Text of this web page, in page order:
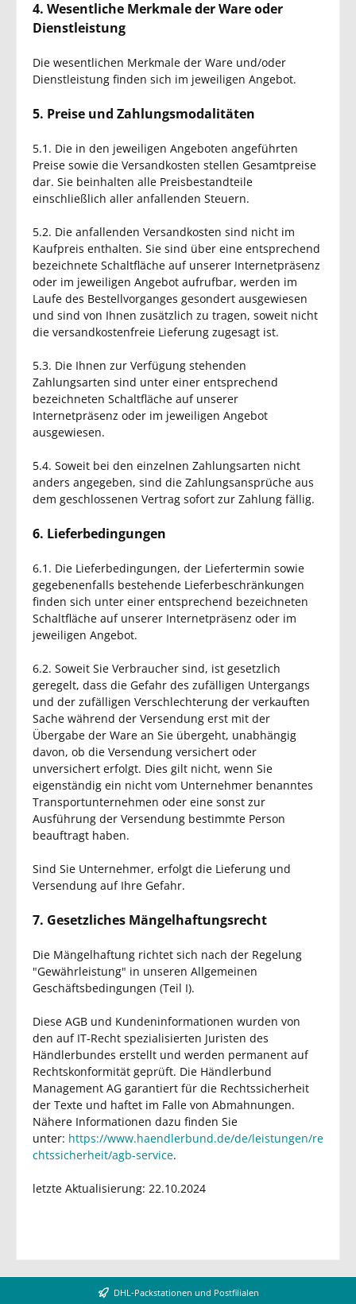
4. Wesentliche Merkmale der Ware oder
Dienstleistung
Die wesentlichen Merkmale der Ware und/oder
Dienstleistung finden sich im jeweiligen Angebot.
5. Preise und Zahlungsmodalitäten
5.1. Die in den jeweiligen Angeboten angeführten
Preise sowie die Versandkosten stellen Gesamtpreise
dar. Sie beinhalten alle Preisbestandteile
einschließlich aller anfallenden Steuern.
5.2. Die anfallenden Versandkosten sind nicht im
Kaufpreis enthalten. Sie sind über eine entsprechend
bezeichnete Schaltfläche auf unserer Internetpräsenz
oder im jeweiligen Angebot aufrufbar, werden im
Laufe des Bestellvorganges gesondert ausgewiesen
und sind von Ihnen zusätzlich zu tragen, soweit nicht
die versandkostenfreie Lieferung zugesagt ist.
5.3. Die Ihnen zur Verfügung stehenden
Zahlungsarten sind unter einer entsprechend
bezeichneten Schaltfläche auf unserer
Internetpräsenz oder im jeweiligen Angebot
ausgewiesen.
5.4. Soweit bei den einzelnen Zahlungsarten nicht
anders angegeben, sind die Zahlungsansprüche aus
dem geschlossenen Vertrag sofort zur Zahlung fällig.
6. Lieferbedingungen
6.1. Die Lieferbedingungen, der Liefertermin sowie
gegebenenfalls bestehende Lieferbeschränkungen
finden sich unter einer entsprechend bezeichneten
Schaltfläche auf unserer Internetpräsenz oder im
jeweiligen Angebot.
6.2. Soweit Sie Verbraucher sind, ist gesetzlich
geregelt, dass die Gefahr des zufälligen Untergangs
und der zufälligen Verschlechterung der verkauften
Sache während der Versendung erst mit der
Übergabe der Ware an Sie übergeht, unabhängig
davon, ob die Versendung versichert oder
unversichert erfolgt. Dies gilt nicht, wenn Sie
eigenständig ein nicht vom Unternehmer benanntes
Transportunternehmen oder eine sonst zur
Ausführung der Versendung bestimmte Person
beauftragt haben.
Sind Sie Unternehmer, erfolgt die Lieferung und
Versendung auf Ihre Gefahr.
7. Gesetzliches Mängelhaftungsrecht
Die Mängelhaftung richtet sich nach der Regelung
"Gewährleistung" in unseren Allgemeinen
Geschäftsbedingungen (Teil I).
Diese AGB und Kundeninformationen wurden von
den auf IT-Recht spezialisierten Juristen des
Händlerbundes erstellt und werden permanent auf
Rechtskonformität geprüft. Die Händlerbund
Management AG garantiert für die Rechtssicherheit
der Texte und haftet im Falle von Abmahnungen.
Nähere Informationen dazu finden Sie
unter: https://www.haendlerbund.de/de/leistungen/re
chtssicherheit/agb-service.
letzte Aktualisierung: 22.10.2024
DHL-Packstationen und Postfilialen